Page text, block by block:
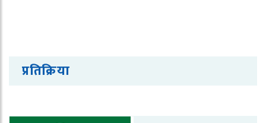
प्रतिक्रिया